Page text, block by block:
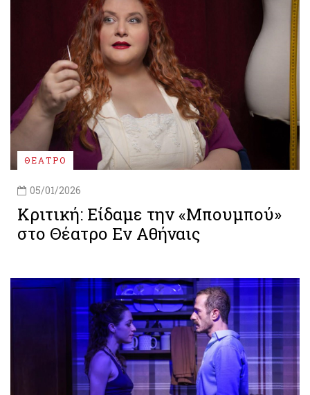
ΘΕΑΤΡΟ
05/01/2026
Κριτική: Είδαμε την «Μπουμπού»
στο Θέατρο Εν Αθήναις